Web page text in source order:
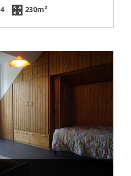
4 230m²